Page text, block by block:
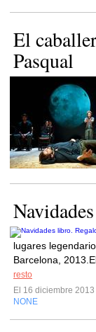
El
Pasqual
lugares
Barcelona,
resto
El 16 diciembre
NONE